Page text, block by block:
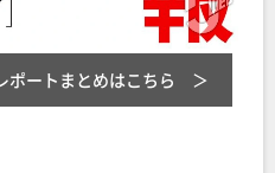
ポートまとめはこちら